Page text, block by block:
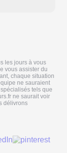
les jours à vous
vous assister du
chaque situation
ne sauraient
tels que
ne saurait voir
délivrons